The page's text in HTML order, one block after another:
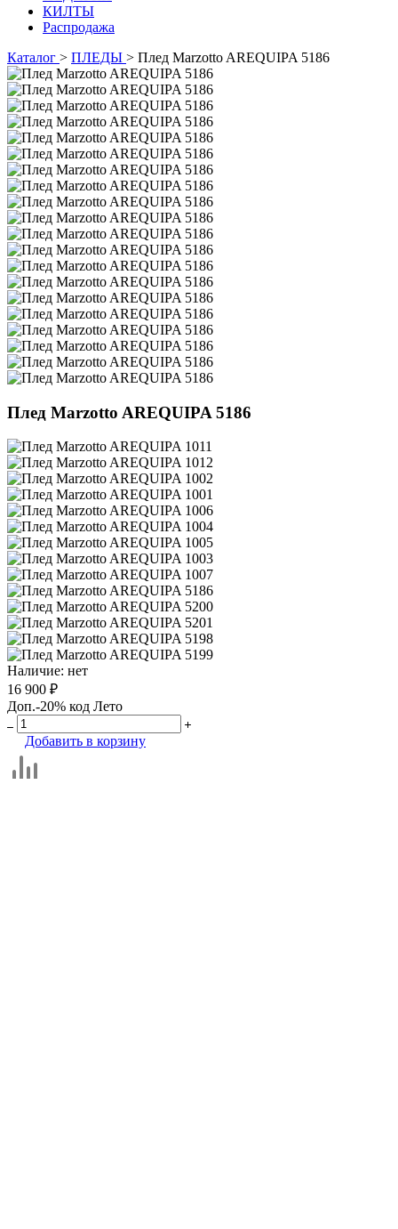
КИЛТЫ
Распродажа
Каталог > ПЛЕДЫ > Плед Marzotto AREQUIPA 5186
Плед Marzotto AREQUIPA 5186
Наличие: нет
16 900 ₽
Доп.-20% код Лето
Добавить в корзину